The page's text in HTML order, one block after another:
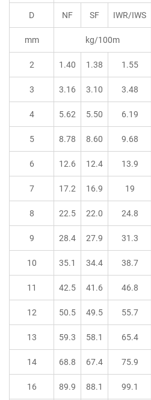
D NF SF IWR/IWS
mm kg/100m
2 1.40 1.38 1.55
3 3.16 3.10 3.48
4 5.62 5.50 6.19
5 8.78 8.60 9.68
6 12.6 12.4 13.9
7 17.2 16.9 19
8 22.5 22.0 24.8
9 28.4 27.9 31.3
10 35.1 34.4 38.7
11 42.5 41.6 46.8
12 50.5 49.5 55.7
13 59.3 58.1 65.4
14 68.8 67.4 75.9
16 89.9 88.1 99.1